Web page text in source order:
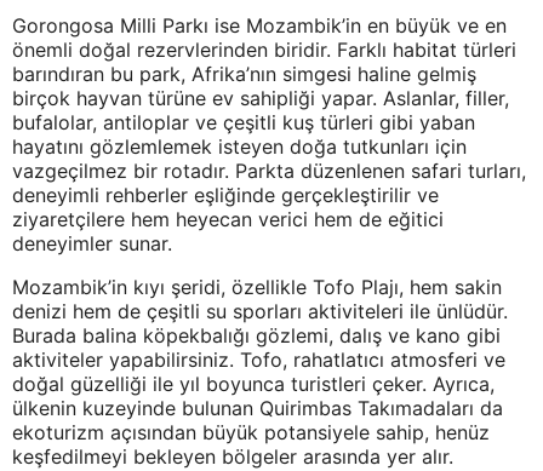
Gorongosa Milli Parkı ise Mozambik’in en büyük ve en
önemli doğal rezervlerinden biridir. Farklı habitat türleri
barındıran bu park, Afrika’nın simgesi haline gelmiş
birçok hayvan türüne ev sahipliği yapar. Aslanlar, filler,
bufalolar, antiloplar ve çeşitli kuş türleri gibi yaban
hayatını gözlemlemek isteyen doğa tutkunları için
vazgeçilmez bir rotadır. Parkta düzenlenen safari turları,
deneyimli rehberler eşliğinde gerçekleştirilir ve
ziyaretçilere hem heyecan verici hem de eğitici
deneyimler sunar.
Mozambik’in kıyı şeridi, özellikle Tofo Plajı, hem sakin
denizi hem de çeşitli su sporları aktiviteleri ile ünlüdür.
Burada balina köpekbalığı gözlemi, dalış ve kano gibi
aktiviteler yapabilirsiniz. Tofo, rahatlatıcı atmosferi ve
doğal güzelliği ile yıl boyunca turistleri çeker. Ayrıca,
ülkenin kuzeyinde bulunan Quirimbas Takımadaları da
ekoturizm açısından büyük potansiyele sahip, henüz
keşfedilmeyi bekleyen bölgeler arasında yer alır.